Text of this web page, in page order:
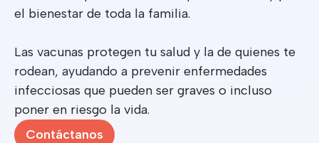
el bienestar de toda la familia.
Las vacunas protegen tu salud y la de quienes te
rodean, ayudando a prevenir enfermedades
infecciosas que pueden ser graves o incluso
poner en riesgo la vida.
Contáctanos